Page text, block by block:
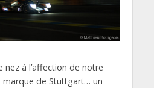
nez à l’affection de notre
de Stuttgart… un